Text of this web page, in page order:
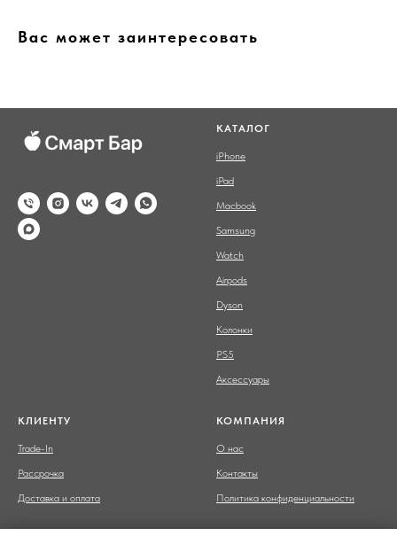
Вас может заинтересовать
КАТАЛОГ
iPhone
iPad
Macbook
Samsung
Watch
Airpods
Dyson
Колонки
PS5
Аксессуары
КЛИЕНТУ
Trade-In
Рассрочка
Доставка и оплата
КОМПАНИЯ
О нас
Контакты
Политика конфиденциальности